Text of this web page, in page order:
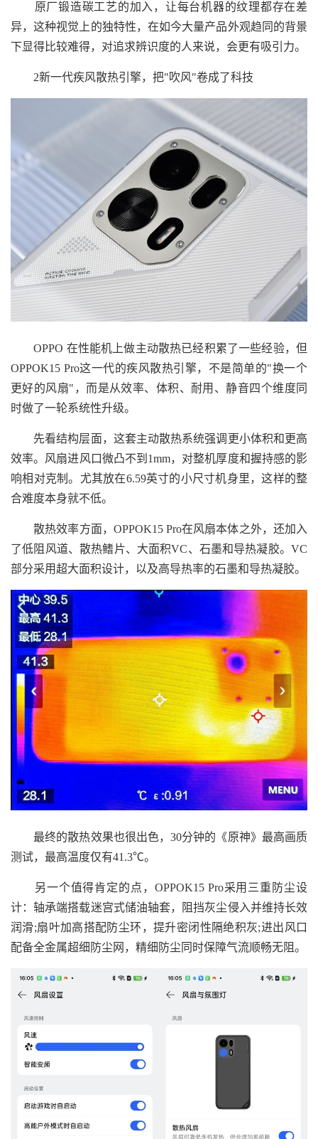
原厂锻造碳工艺的加入，让每台机器的纹理都存在差
异，这种视觉上的独特性，在如今大量产品外观趋同的背景
下显得比较难得，对追求辨识度的人来说，会更有吸引力。
2新一代疾风散热引擎，把"吹风"卷成了科技
OPPO 在性能机上做主动散热已经积累了一些经验，但
OPPOK15 Pro这一代的疾风散热引擎，不是简单的"换一个
更好的风扇"，而是从效率、体积、耐用、静音四个维度同
时做了一轮系统性升级。
先看结构层面，这套主动散热系统强调更小体积和更高
效率。风扇进风口微凸不到1mm，对整机厚度和握持感的影
响相对克制。尤其放在6.59英寸的小尺寸机身里，这样的整
合难度本身就不低。
散热效率方面，OPPOK15 Pro在风扇本体之外，还加入
了低阻风道、散热鳍片、大面积VC、石墨和导热凝胶。VC
部分采用超大面积设计，以及高导热率的石墨和导热凝胶。
最终的散热效果也很出色，30分钟的《原神》最高画质
测试，最高温度仅有41.3℃。
另一个值得肯定的点，OPPOK15 Pro采用三重防尘设
计：轴承端搭载迷宫式储油轴套，阻挡灰尘侵入并维持长效
润滑;扇叶加高搭配防尘环，提升密闭性隔绝积灰;进出风口
配备全金属超细防尘网，精细防尘同时保障气流顺畅无阻。